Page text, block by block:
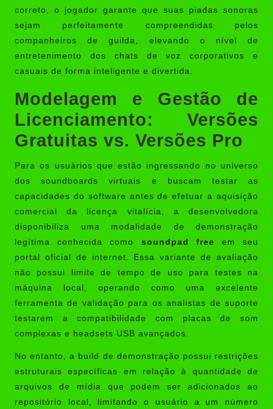
correto, o jogador garante que suas piadas sonoras
sejam perfeitamente compreendidas pelos
companheiros de guilda, elevando o nível de
entretenimento dos chats de voz corporativos e
casuais de forma inteligente e divertida.
Modelagem e Gestão de
Licenciamento: Versões
Gratuitas vs. Versões Pro
Para os usuários que estão ingressando no universo
dos soundboards virtuais e buscam testar as
capacidades do software antes de efetuar a aquisição
comercial da licença vitalícia, a desenvolvedora
disponibiliza uma modalidade de demonstração
legítima conhecida como soundpad free em seu
portal oficial de internet. Essa variante de avaliação
não possui limite de tempo de uso para testes na
máquina local, operando como uma excelente
ferramenta de validação para os analistas de suporte
testarem a compatibilidade com placas de som
complexas e headsets USB avançados.
No entanto, a build de demonstração possui restrições
estruturais específicas em relação à quantidade de
arquivos de mídia que podem ser adicionados ao
repositório local, limitando o usuário a um número